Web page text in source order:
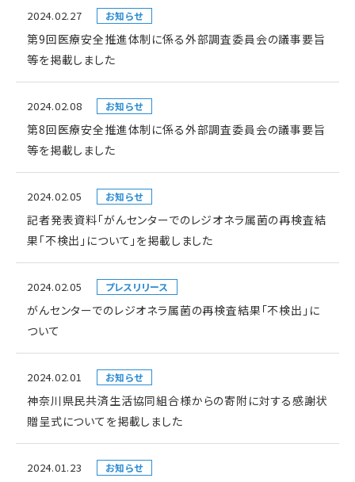
2024.02.27 お知らせ
第9回医療安全推進体制に係る外部調査委員会の議事要旨
等を掲載しました
2024.02.08 お知らせ
第8回医療安全推進体制に係る外部調査委員会の議事要旨
等を掲載しました
2024.02.05 お知らせ
記者発表資料「がんセンターでのレジオネラ属菌の再検査結
果「不検出」について」を掲載しました
2024.02.05 プレスリリース
がんセンターでのレジオネラ属菌の再検査結果「不検出」に
ついて
2024.02.01 お知らせ
神奈川県民共済生活協同組合様からの寄附に対する感謝状
贈呈式についてを掲載しました
2024.01.23 お知らせ